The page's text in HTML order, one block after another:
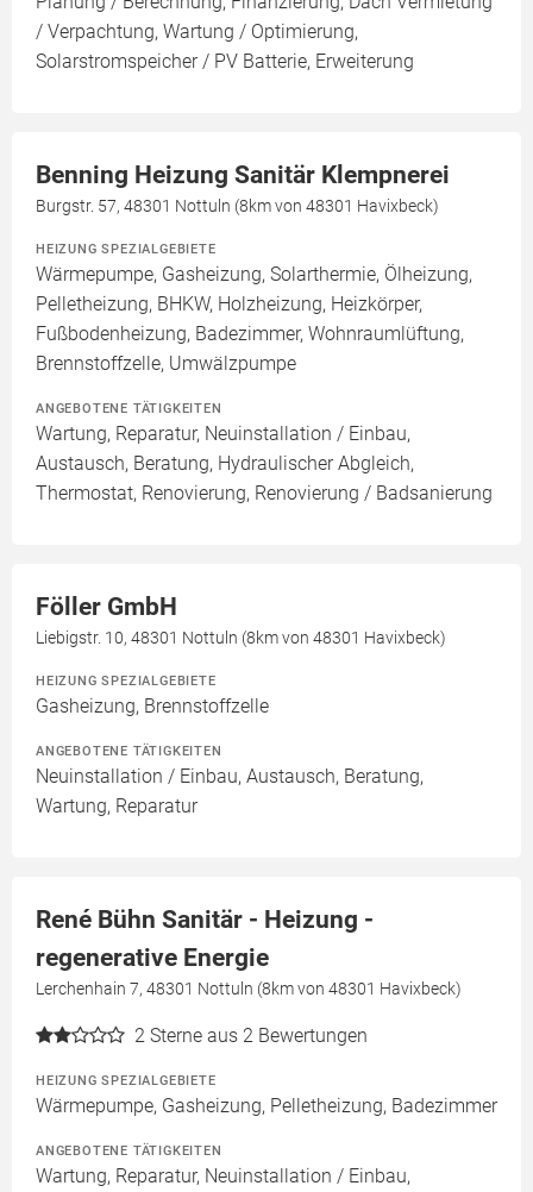
/ Verpachtung, Wartung / Optimierung,
Solarstromspeicher / PV Batterie, Erweiterung
Benning Heizung Sanitär Klempnerei
Burgstr. 57, 48301 Nottuln (8km von 48301 Havixbeck)
HEIZUNG SPEZIALGEBIETE
Wärmepumpe, Gasheizung, Solarthermie, Ölheizung,
Pelletheizung, BHKW, Holzheizung, Heizkörper,
Fußbodenheizung, Badezimmer, Wohnraumlüftung,
Brennstoffzelle, Umwälzpumpe
ANGEBOTENE TÄTIGKEITEN
Wartung, Reparatur, Neuinstallation / Einbau,
Austausch, Beratung, Hydraulischer Abgleich,
Thermostat, Renovierung, Renovierung / Badsanierung
Föller GmbH
Liebigstr. 10, 48301 Nottuln (8km von 48301 Havixbeck)
HEIZUNG SPEZIALGEBIETE
Gasheizung, Brennstoffzelle
ANGEBOTENE TÄTIGKEITEN
Neuinstallation / Einbau, Austausch, Beratung,
Wartung, Reparatur
René Bühn Sanitär - Heizung -
regenerative Energie
Lerchenhain 7, 48301 Nottuln (8km von 48301 Havixbeck)
2 Sterne aus 2 Bewertungen
HEIZUNG SPEZIALGEBIETE
Wärmepumpe, Gasheizung, Pelletheizung, Badezimmer
ANGEBOTENE TÄTIGKEITEN
Wartung, Reparatur, Neuinstallation / Einbau,